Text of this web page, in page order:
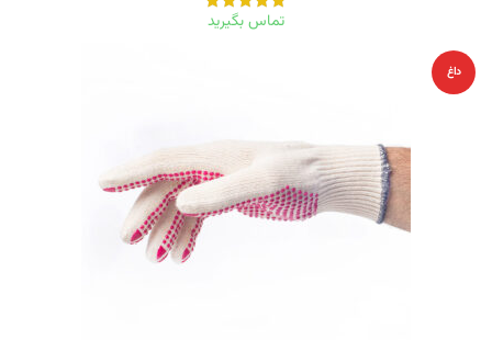
تماس بگیرید
داغ